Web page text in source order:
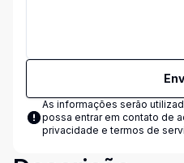
As informações serão
possa entrar em contato de
privacidade e termos de